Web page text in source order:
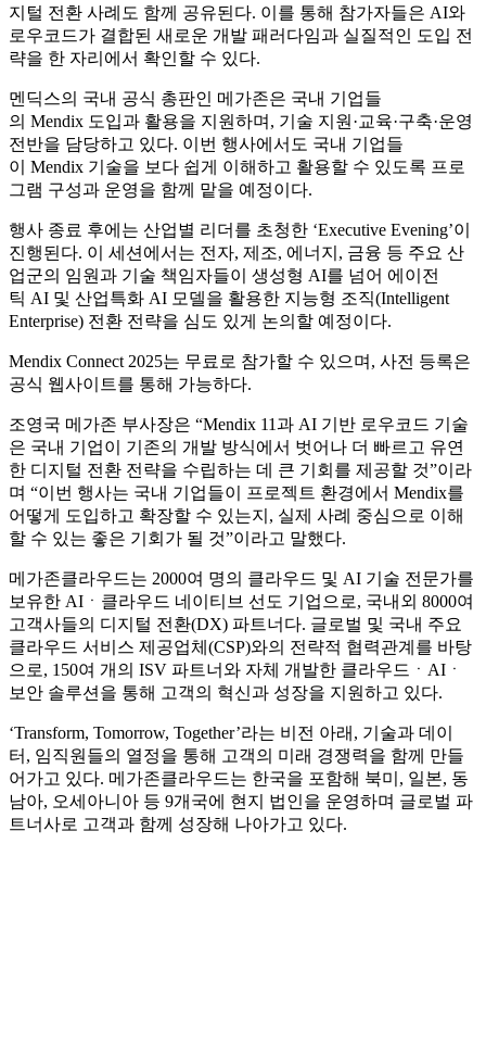
지털 전환 사례도 함께 공유된다. 이를 통해 참가자들은 AI와
로우코드가 결합된 새로운 개발 패러다임과 실질적인 도입 전
략을 한 자리에서 확인할 수 있다.
멘딕스의 국내 공식 총판인 메가존은 국내 기업들
의 Mendix 도입과 활용을 지원하며, 기술 지원·교육·구축·운영
전반을 담당하고 있다. 이번 행사에서도 국내 기업들
이 Mendix 기술을 보다 쉽게 이해하고 활용할 수 있도록 프로
그램 구성과 운영을 함께 맡을 예정이다.
행사 종료 후에는 산업별 리더를 초청한 ‘Executive Evening’이
진행된다. 이 세션에서는 전자, 제조, 에너지, 금융 등 주요 산
업군의 임원과 기술 책임자들이 생성형 AI를 넘어 에이전
틱 AI 및 산업특화 AI 모델을 활용한 지능형 조직(Intelligent
Enterprise) 전환 전략을 심도 있게 논의할 예정이다.
Mendix Connect 2025는 무료로 참가할 수 있으며, 사전 등록은
공식 웹사이트를 통해 가능하다.
조영국 메가존 부사장은 “Mendix 11과 AI 기반 로우코드 기술
은 국내 기업이 기존의 개발 방식에서 벗어나 더 빠르고 유연
한 디지털 전환 전략을 수립하는 데 큰 기회를 제공할 것”이라
며 “이번 행사는 국내 기업들이 프로젝트 환경에서 Mendix를
어떻게 도입하고 확장할 수 있는지, 실제 사례 중심으로 이해
할 수 있는 좋은 기회가 될 것”이라고 말했다.
메가존클라우드는 2000여 명의 클라우드 및 AI 기술 전문가를
보유한 AIㆍ클라우드 네이티브 선도 기업으로, 국내외 8000여
고객사들의 디지털 전환(DX) 파트너다. 글로벌 및 국내 주요
클라우드 서비스 제공업체(CSP)와의 전략적 협력관계를 바탕
으로, 150여 개의 ISV 파트너와 자체 개발한 클라우드ㆍAIㆍ
보안 솔루션을 통해 고객의 혁신과 성장을 지원하고 있다.
‘Transform, Tomorrow, Together’라는 비전 아래, 기술과 데이
터, 임직원들의 열정을 통해 고객의 미래 경쟁력을 함께 만들
어가고 있다. 메가존클라우드는 한국을 포함해 북미, 일본, 동
남아, 오세아니아 등 9개국에 현지 법인을 운영하며 글로벌 파
트너사로 고객과 함께 성장해 나아가고 있다.